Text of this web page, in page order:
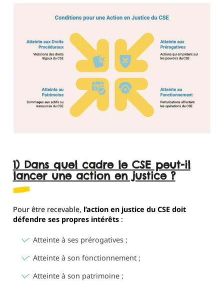
1) Dans quel cadre le CSE peut-il
lancer une action en justice ?
Pour être recevable, l’action en justice du CSE doit
défendre ses propres intérêts:
Atteinte à ses prérogatives ;
Atteinte à son fonctionnement ;
Atteinte à son patrimoine ;